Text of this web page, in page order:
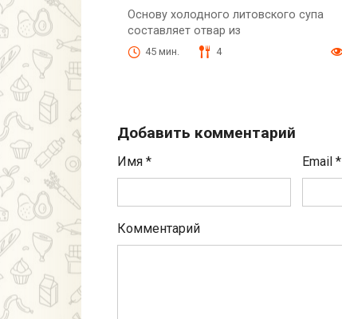
Основу холодного литовского супа
составляет отвар из
45 мин. 4
Добавить комментарий
Имя * Email*
Комментарий